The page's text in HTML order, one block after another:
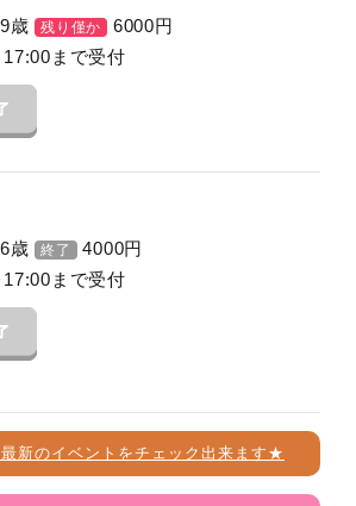
歳 残り僅か 6000円
まで受付
歳 終了 4000円
まで受付
最新のイベントをチェック出来ます★